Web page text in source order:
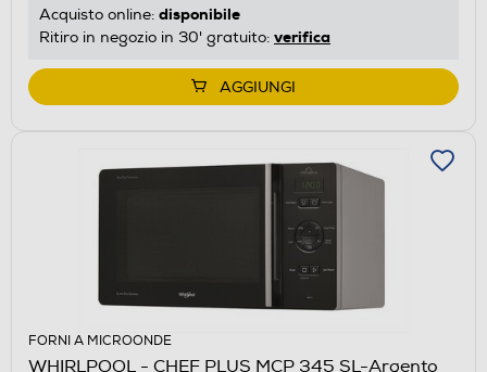
Acquisto online: disponibile
Ritiro in negozio in 30' gratuito: verifica
AGGIUNGI
FORNI A MICROONDE
WHIRLPOOL - CHEF PLUS MCP 345 SL-Argento